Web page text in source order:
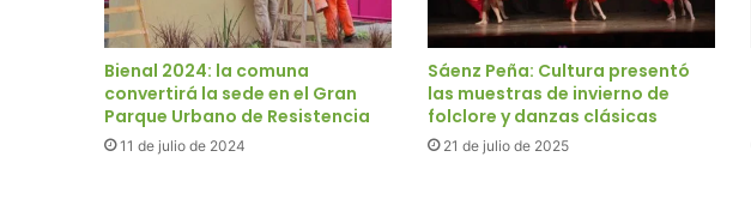
Bienal 2024: la comuna
convertirá la sede en el Gran
Parque Urbano de Resistencia
11 de julio de 2024
Sáenz Peña: Cultura presentó
las muestras de invierno de
folclore y danzas clásicas
21 de julio de 2025